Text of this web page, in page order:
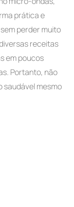
prática e
perder muito
receitas
em poucos
Portanto, não
saudável mesmo